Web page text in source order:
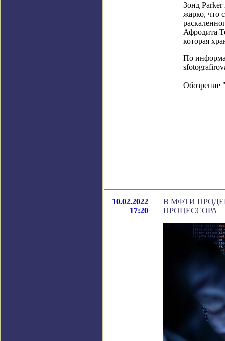
Зонд
жарко, что
Афродита
которая
По
Обозрение
10.02.2022
17:20
В МФТИ
ПРОЦЕССОРА